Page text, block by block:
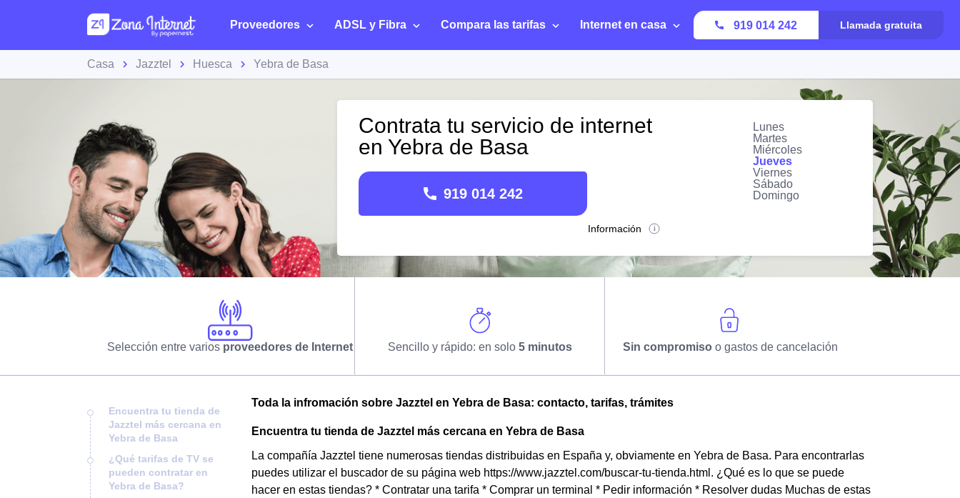
Proveedores ADSL y Fibra Compara las tarifas Internet en casa 919 014 242 Llamada gratuita
Casa Jazztel Huesca Yebra de Basa
Contrata tu servicio de internet
en Yebra de Basa
919 014 242
Información
Lunes
Martes
Miércoles
Jueves
Viernes
Sábado
Domingo
Selección entre varios proveedores de Internet Sencillo y rápido: en solo 5 minutos Sin compromiso o gastos de cancelación
Encuentra tu tienda de
Jazztel más cercana en
Yebra de Basa
¿Qué tarifas de TV se
pueden contratar en
Yebra de Basa?
Toda la infromación sobre Jazztel en Yebra de Basa: contacto, tarifas, trámites
Encuentra tu tienda de Jazztel más cercana en Yebra de Basa
La compañía Jazztel tiene numerosas tiendas distribuidas en España y, obviamente en Yebra de Basa. Para encontrarlas
puedes utilizar el buscador de su página web https://www.jazztel.com/buscar-tu-tienda.html. ¿Qué es lo que se puede
hacer en estas tiendas? * Contratar una tarifa * Comprar un terminal * Pedir información * Resolver dudas Muchas de estas